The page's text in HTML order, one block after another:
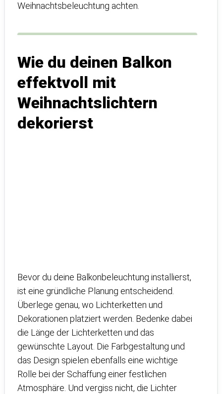
Weihnachtsbeleuchtung achten.
Wie du deinen Balkon
effektvoll mit
Weihnachtslichtern
dekorierst
Bevor du deine Balkonbeleuchtung installierst,
ist eine gründliche Planung entscheidend.
Überlege genau, wo Lichterketten und
Dekorationen platziert werden. Bedenke dabei
die Länge der Lichterketten und das
gewünschte Layout. Die Farbgestaltung und
das Design spielen ebenfalls eine wichtige
Rolle bei der Schaffung einer festlichen
Atmosphäre. Und vergiss nicht, die Lichter